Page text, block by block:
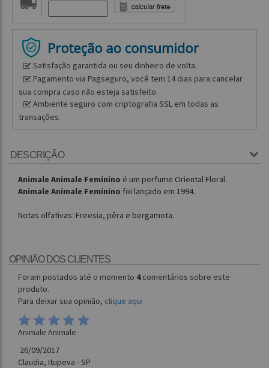
Satisfação garantida ou seu dinheiro de volta.
Pagamento via Pagseguro, você tem 14 dias para cancelar
sua compra caso não esteja satisfeito.
Ambiente seguro com criptografia SSL em todas as
transações.
DESCRIÇÃO
Animale Animale Feminino é um perfume Oriental Floral.
Animale Animale Feminino foi lançado em 1994.
Notas olfativas: Freesia, pêra e bergamota.
OPINIÃO DOS CLIENTES
Foram postados até o momento 4comentários sobre este
produto.
Para deixar sua opinião, clique aqui
Animale Animale
26/09/2017
Claudia, Itupeva - SP